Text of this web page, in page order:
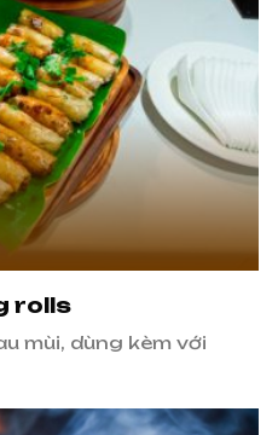
rolls
mùi, dùng kèm với